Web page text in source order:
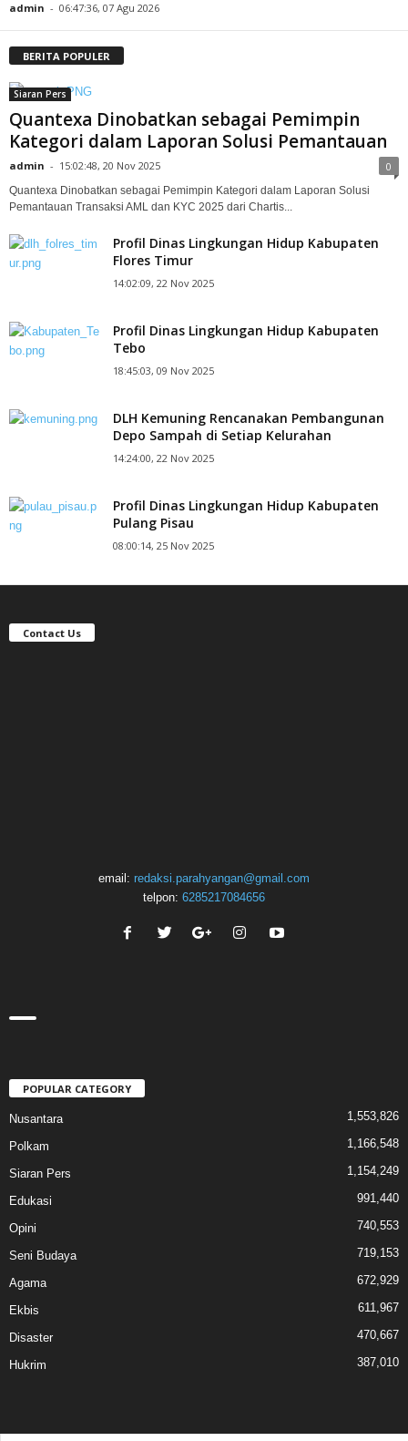
admin - 06:47:36, 07 Agu 2026
BERITA POPULER
Siaran Pers
Quantexa Dinobatkan sebagai Pemimpin
Kategori dalam Laporan Solusi Pemantauan
admin - 15:02:48, 20 Nov 2025 0
Quantexa Dinobatkan sebagai Pemimpin Kategori dalam Laporan Solusi
Pemantauan Transaksi AML dan KYC 2025 dari Chartis...
Profil Dinas Lingkungan Hidup Kabupaten
Flores Timur
14:02:09, 22 Nov 2025
Profil Dinas Lingkungan Hidup Kabupaten
Tebo
18:45:03, 09 Nov 2025
DLH Kemuning Rencanakan Pembangunan
Depo Sampah di Setiap Kelurahan
14:24:00, 22 Nov 2025
Profil Dinas Lingkungan Hidup Kabupaten
Pulang Pisau
08:00:14, 25 Nov 2025
Contact Us
email: redaksi.parahyangan@gmail.com
telpon: 6285217084656
POPULAR CATEGORY
Nusantara 1,553,826
Polkam 1,166,548
Siaran Pers 1,154,249
Edukasi 991,440
Opini 740,553
Seni Budaya 719,153
Agama 672,929
Ekbis 611,967
Disaster 470,667
Hukrim 387,010